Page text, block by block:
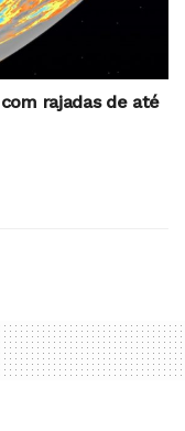
rajadas de até